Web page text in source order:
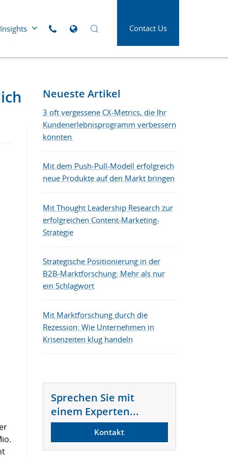
Papier, Druck und
Transport und Logistik
Insights
von heute
Click to call us Contact Us
Neueste Artikel
3 oft vergessene CX-Metrics, die Ihr
Kundenerlebnisprogramm verbessern
könnten
Mit dem Push-Pull-Modell erfolgreich
neue Produkte auf den Markt bringen
Mit Thought Leadership Research zur
erfolgreichen Content-Marketing-
Strategie
Strategische Positionierung in der
B2B-Marktforschung: Mehr als nur
ein Schlagwort
Mit Marktforschung durch die
Rezession: Wie Unternehmen in
Krisenzeiten klug handeln
Sprechen Sie mit
einem Experten...
Kontakt